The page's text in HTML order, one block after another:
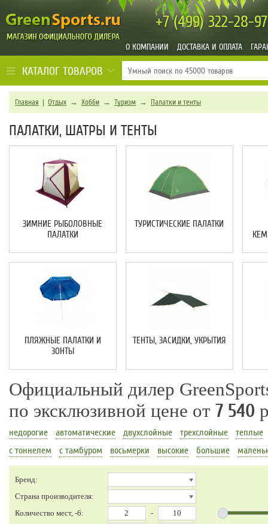
+7 (499)322-28-97
О КОМПАНИИ ДОСТАВКА И ОПЛАТА
КАТАЛОГ ТОВАРОВ
Главная | Отдых → Хобби → Туризм → Палатки и тенты
ПАЛАТКИ, ШАТРЫ И ТЕНТЫ
ЗИМНИЕ РЫБОЛОВНЫЕ
ПАЛАТКИ
ТУРИСТИЧЕСКИЕ ПАЛАТКИ
ПЛЯЖНЫЕ ПАЛАТКИ И
ЗОНТЫ
ТЕНТЫ, ЗАСИДКИ, УКРЫТИЯ
Официальный дилер
по эксклюзивной цене от 7 540
недорогие автоматические двухслойные трехслойные
теплые
с тоннелем
с тамбуром восьмерки высокие большие
Бренд:
Страна производителя:
Количество мест, -6:
-